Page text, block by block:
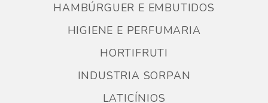
HAMBÚRGUER E EMBUTIDOS
HIGIENE E PERFUMARIA
HORTIFRUTI
INDUSTRIA SORPAN
LATICÍNIOS